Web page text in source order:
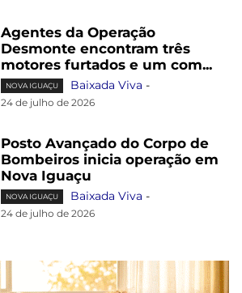
Agentes da Operação
Desmonte encontram três
motores furtados e um com...
NOVA IGUAÇU Baixada Viva -
24 de julho de 2026
Posto Avançado do Corpo de
Bombeiros inicia operação em
Nova Iguaçu
NOVA IGUAÇU Baixada Viva -
24 de julho de 2026